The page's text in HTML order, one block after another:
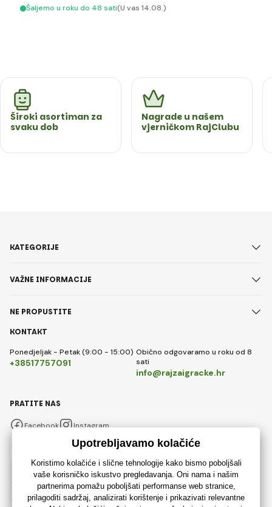
Šaljemo u roku do 48 sati(U vas 14.08.)
Široki asortiman za
svaku dob
Nagrade u našem
vjerničkom RajClubu
KONTAKT
Ponedjeljak - Petak (9:00 - 15:00)
+38517757091
Obično odgovaramo u roku od 8
sati
info@rajzaigracke.hr
KATEGORIJE
VAŽNE INFORMACIJE
NE PROPUSTITE
PRATITE NAS
Facebook Instagram